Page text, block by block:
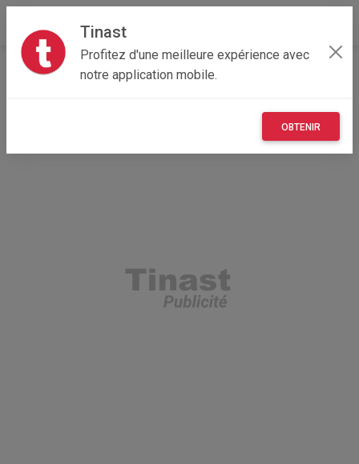
Tinast
Profitez d'une meilleure expérience avec
notre application mobile.
OBTENIR
Accueil Recherche Nouvelle-Aquitaine